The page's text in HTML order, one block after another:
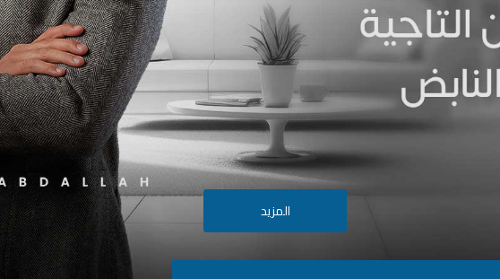
المزيد